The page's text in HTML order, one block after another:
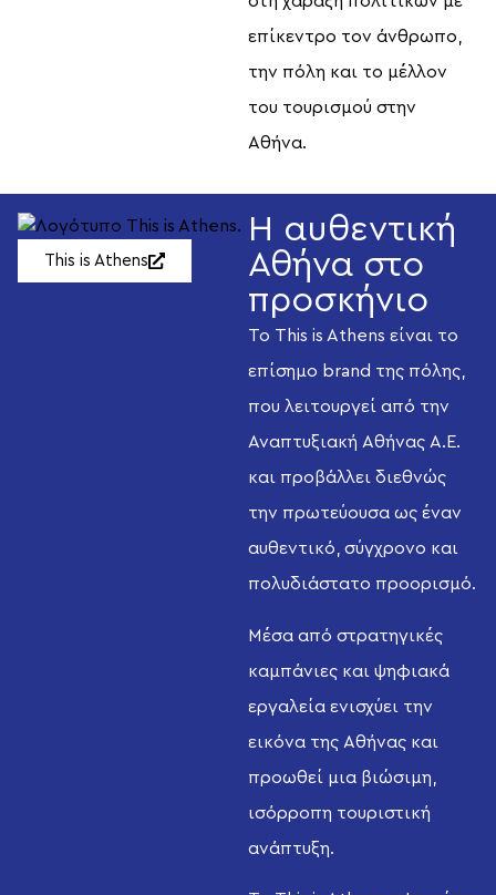
επίκεντρο τον άνθρωπο,
την πόλη και το μέλλον
του τουρισμού στην
Αθήνα.
This is Athens
Η αυθεντική
Αθήνα στο
προσκήνιο
Το This is Athens είναι το
επίσημο brand της πόλης,
που λειτουργεί από την
Αναπτυξιακή Αθήνας Α.Ε.
και προβάλλει διεθνώς
την πρωτεύουσα ως έναν
αυθεντικό, σύγχρονο και
πολυδιάστατο προορισμό.
Μέσα από στρατηγικές
καμπάνιες και ψηφιακά
εργαλεία ενισχύει την
εικόνα της Αθήνας και
προωθεί μια βιώσιμη,
ισόρροπη τουριστική
ανάπτυξη.